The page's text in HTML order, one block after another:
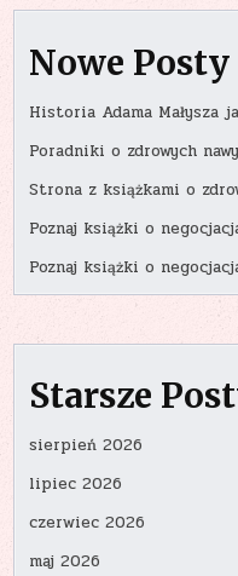
Nowe Posty
Historia Adama Małysza
Poradniki o zdrowych
Strona z książkami o
Poznaj książki o
Poznaj książki o
Starsze
sierpień 2026
lipiec 2026
czerwiec 2026
maj 2026